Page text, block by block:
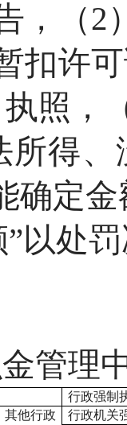
，（2
扣许
照，
所得
确定
”以处
管理
行政强制
其他行政 行政机关